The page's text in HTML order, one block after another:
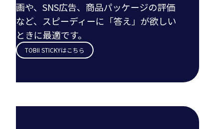
画や、SNS広告、商品パッケージの評価
など、スピーディーに「答え」が欲しい
ときに最適です。
TOBII STICKYはこちら